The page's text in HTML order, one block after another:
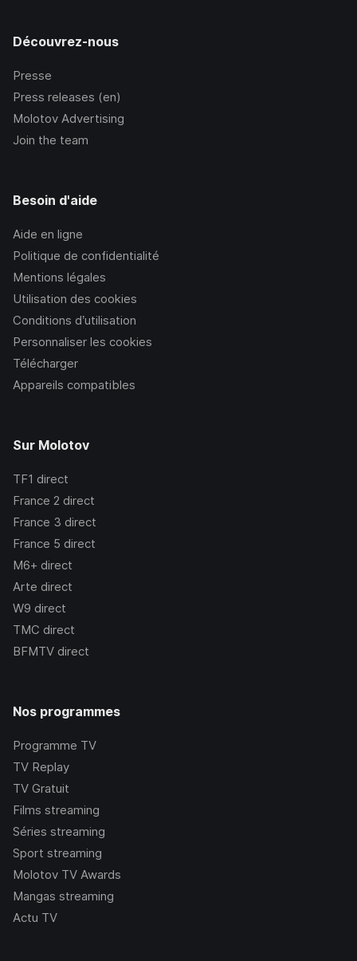
Découvrez-nous
Presse
Press releases (en)
Molotov Advertising
Join the team
Besoin d'aide
Aide en ligne
Politique de confidentialité
Mentions légales
Utilisation des cookies
Conditions d’utilisation
Personnaliser les cookies
Télécharger
Appareils compatibles
Sur Molotov
TF1 direct
France 2 direct
France 3 direct
France 5 direct
M6+ direct
Arte direct
W9 direct
TMC direct
BFMTV direct
Nos programmes
Programme TV
TV Replay
TV Gratuit
Films streaming
Séries streaming
Sport streaming
Molotov TV Awards
Mangas streaming
Actu TV